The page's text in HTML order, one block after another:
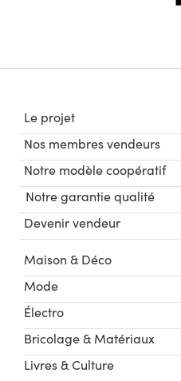
Le projet
Nos membres vendeurs
Notre modèle coopératif
Notre garantie qualité
Devenir vendeur
Maison & Déco
Mode
Électro
Bricolage & Matériaux
Livres & Culture